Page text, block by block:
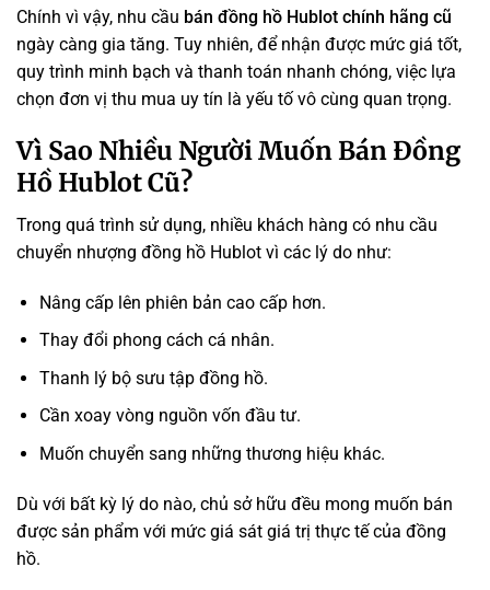
Chính vì vậy, nhu cầu bán đồng hồ Hublot chính hãng cũ
ngày càng gia tăng. Tuy nhiên, để nhận được mức giá tốt,
quy trình minh bạch và thanh toán nhanh chóng, việc lựa
chọn đơn vị thu mua uy tín là yếu tố vô cùng quan trọng.
Vì Sao Nhiều Người Muốn Bán Đồng
Hồ Hublot Cũ?
Trong quá trình sử dụng, nhiều khách hàng có nhu cầu
chuyển nhượng đồng hồ Hublot vì các lý do như:
Nâng cấp lên phiên bản cao cấp hơn.
Thay đổi phong cách cá nhân.
Thanh lý bộ sưu tập đồng hồ.
Cần xoay vòng nguồn vốn đầu tư.
Muốn chuyển sang những thương hiệu khác.
Dù với bất kỳ lý do nào, chủ sở hữu đều mong muốn bán
được sản phẩm với mức giá sát giá trị thực tế của đồng
hồ.